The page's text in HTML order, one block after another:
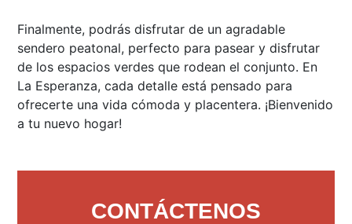
Finalmente, podrás disfrutar de un agradable
sendero peatonal, perfecto para pasear y disfrutar
de los espacios verdes que rodean el conjunto. En
La Esperanza, cada detalle está pensado para
ofrecerte una vida cómoda y placentera. ¡Bienvenido
a tu nuevo hogar!
CONTÁCTENOS